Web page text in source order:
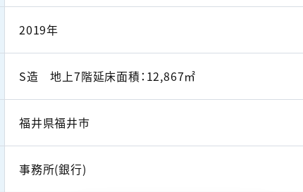
2019年
S造 地上7階延床面積：12,867㎡
福井県福井市
事務所(銀行)